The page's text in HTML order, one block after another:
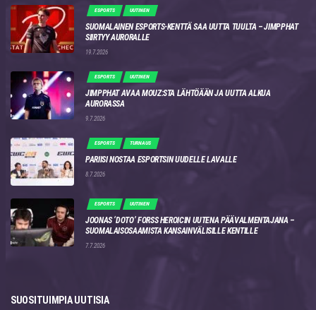
ESPORTS UUTINEN
SUOMALAINEN ESPORTS-KENTTÄ SAA UUTTA TUULTA – JIMPPHAT
SIIRTYY AURORALLE
19.7.2026
ESPORTS UUTINEN
JIMPPHAT AVAA MOUZ:STA LÄHTÖÄÄN JA UUTTA ALKUA
AURORASSA
9.7.2026
ESPORTS TURNAUS
PARIISI NOSTAA ESPORTSIN UUDELLE LAVALLE
8.7.2026
ESPORTS UUTINEN
JOONAS ‘DOTO’ FORSS HEROICIN UUTENA PÄÄVALMENTAJANA –
SUOMALAISOSAAMISTA KANSAINVÄLISILLE KENTILLE
7.7.2026
SUOSITUIMPIA UUTISIA